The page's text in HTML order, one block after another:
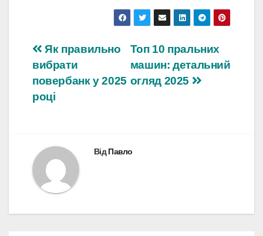
Навігація
записів
Топ 10 пральних
машин: детальний
огляд 2025
Як правильно
вибрати
повербанк у 2025
році
ВідПавло